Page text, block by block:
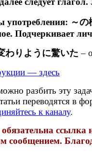
употребления: ～の
Подчеркивает
わりように驚いた –
— здесь
разбить эту
переводятся в
к каналу.
ссылка
сообщением.